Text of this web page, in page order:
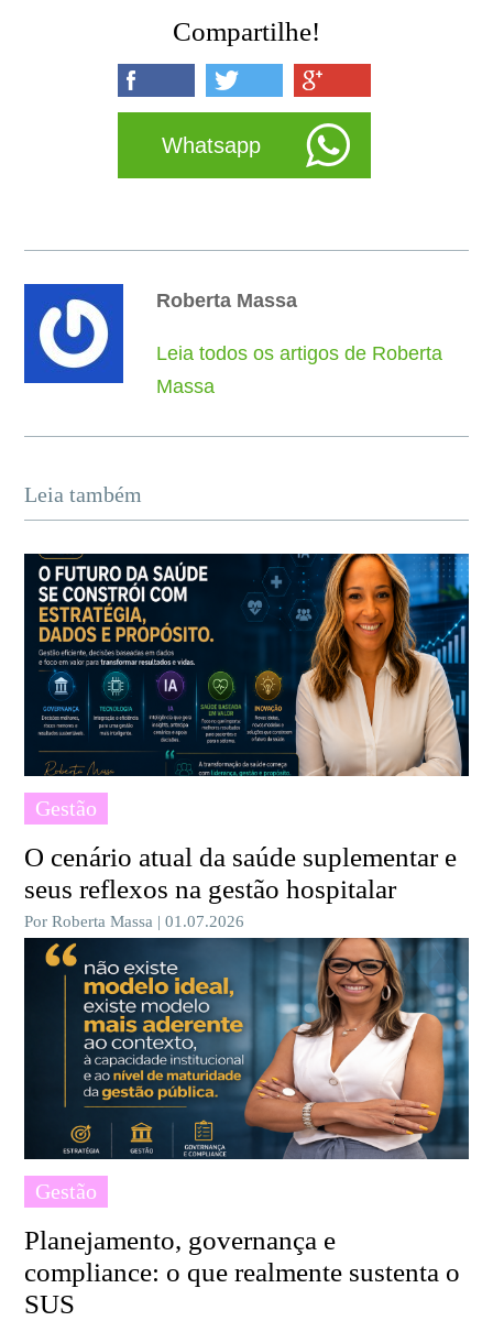
Compartilhe!
Whatsapp
Roberta Massa
Leia todos os artigos de Roberta
Massa
Leia também
Gestão
O cenário atual da saúde suplementar e
seus reflexos na gestão hospitalar
Por Roberta Massa | 01.07.2026
Gestão
Planejamento, governança e
compliance: o que realmente sustenta o
SUS